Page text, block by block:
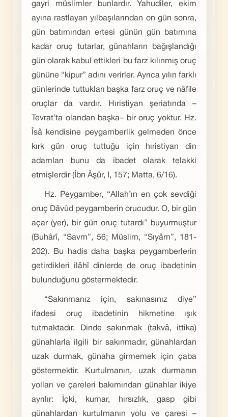
gayri müslimler bunlardır. Yahudiler, ekim
ayına rastlayan yılbaşılarından on gün sonra,
gün batımından ertesi günün gün batımına
kadar oruç tutarlar, günahların bağışlandığı
gün olarak kabul ettikleri bu farz kılınmış oruç
gününe “kipur” adını verirler. Ayrıca yılın farklı
günlerinde tuttukları başka farz oruç ve nâfile
oruçlar da vardır. Hıristiyan şeriatında –
Tevrat’ta olandan başka– bir oruç yoktur. Hz.
Îsâ kendisine peygamberlik gelmeden önce
kırk gün oruç tuttuğu için hıristiyan din
adamları bunu da ibadet olarak telakki
etmişlerdir (İbn Âşûr, I, 157; Matta, 6/16).
Hz. Peygamber, “Allah’ın en çok sevdiği
oruç Dâvûd peygamberin orucudur. O, bir gün
açar (yer), bir gün oruç tutardı” buyurmuştur
(Buhârî, “Savm”, 56; Müslim, “Sıyâm”, 181-
202). Bu hadis daha başka peygamberlerin
getirdikleri ilâhî dinlerde de oruç ibadetinin
bulunduğunu göstermektedir.
“Sakınmanız için, sakınasınız diye”
ifadesi oruç ibadetinin hikmetine ışık
tutmaktadır. Dinde sakınmak (takvâ, ittikā)
günahlarla ilgili bir sakınmadır, günahlardan
uzak durmak, günaha girmemek için çaba
göstermektir. Kurtulmanın, uzak durmanın
yolları ve çareleri bakımından günahlar ikiye
ayrılır: İçki, kumar, hırsızlık, gasp gibi
günahlardan kurtulmanın yolu ve çaresi –